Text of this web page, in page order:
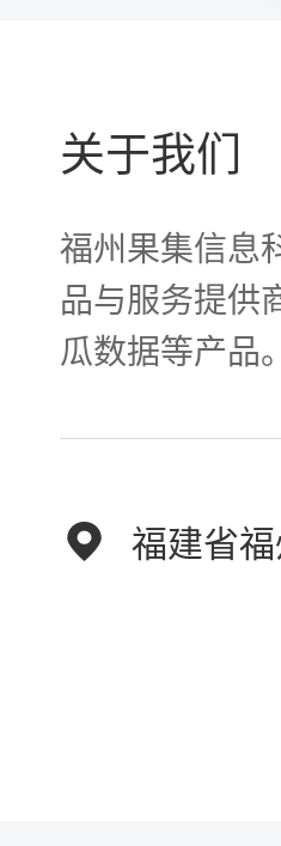
关于我们
福州果集信息
品与服务提供
瓜数据等产品。
福建省